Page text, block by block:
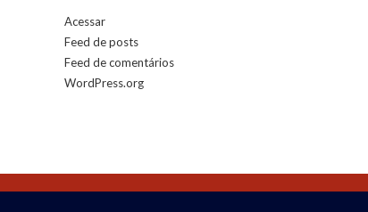
Acessar
Feed de posts
Feed de comentários
WordPress.org